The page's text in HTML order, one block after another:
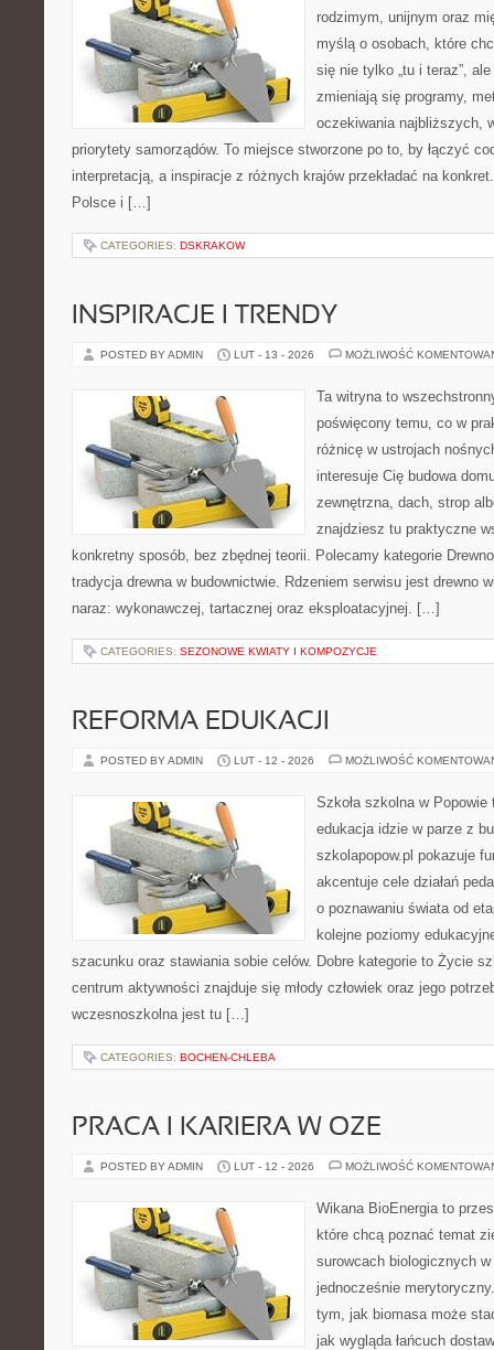
rodzimym, unijnym oraz
myślą o osobach, które
się nie tylko „tu i teraz”,
zmieniają się programy,
oczekiwania najbliższych,
priorytety samorządów. To miejsce stworzone po to, by łączyć
interpretacją, a inspiracje z różnych krajów przekładać na
Polsce i […]
CATEGORIES: DSKRAKOW
INSPIRACJE I TRENDY
POSTED BY ADMIN LUT - 13 - 2026 MOŻLIWOŚĆ
Ta witryna to
poświęcony temu, co w
różnicę w ustrojach
interesuje Cię budowa
zewnętrzna, dach, strop
znajdziesz tu praktyczne
konkretny sposób, bez zbędnej teorii. Polecamy kategorie
tradycja drewna w budownictwie. Rdzeniem serwisu jest drewno
naraz: wykonawczej, tartacznej oraz eksploatacyjnej. […]
CATEGORIES: SEZONOWE KWIATY I KOMPOZYCJE
REFORMA EDUKACJI
POSTED BY ADMIN LUT - 12 - 2026 MOŻLIWOŚĆ
Szkoła szkolna w
edukacja idzie w parze z
szkolapopow.pl pokazuje
akcentuje cele działań
o poznawaniu świata od
kolejne poziomy
szacunku oraz stawiania sobie celów. Dobre kategorie to Życie
centrum aktywności znajduje się młody człowiek oraz jego
wczesnoszkolna jest tu […]
CATEGORIES: BOCHEN-CHLEBA
PRACA I KARIERA W OZE
POSTED BY ADMIN LUT - 12 - 2026 MOŻLIWOŚĆ
Wikana BioEnergia to
które chcą poznać temat
surowcach biologicznych
jednocześnie
tym, jak biomasa może
jak wygląda łańcuch